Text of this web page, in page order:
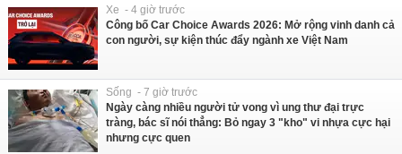
Xe - 4 giờ trước
Công bố Car Choice Awards 2026: Mở rộng vinh danh cả
con người, sự kiện thúc đẩy ngành xe Việt Nam
Sống - 7 giờ trước
Ngày càng nhiều người tử vong vì ung thư đại trực
tràng, bác sĩ nói thẳng: Bỏ ngay 3 "kho" vi nhựa cực hại
nhưng cực quen